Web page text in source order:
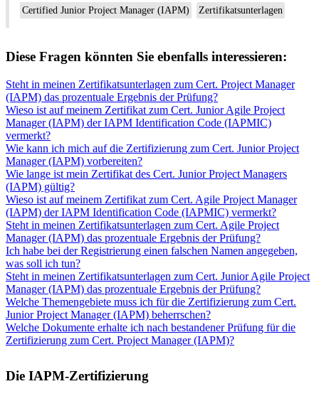
Certified Junior Project Manager (IAPM) Zertifikatsunterlagen
Diese Fragen könnten Sie ebenfalls interessieren:
Steht in meinen Zertifikatsunterlagen zum Cert. Project Manager
(IAPM) das prozentuale Ergebnis der Prüfung?
Wieso ist auf meinem Zertifikat zum Cert. Junior Agile Project
Manager (IAPM) der IAPM Identification Code (IAPMIC)
vermerkt?
Wie kann ich mich auf die Zertifizierung zum Cert. Junior Project
Manager (IAPM) vorbereiten?
Wie lange ist mein Zertifikat des Cert. Junior Project Managers
(IAPM) gültig?
Wieso ist auf meinem Zertifikat zum Cert. Agile Project Manager
(IAPM) der IAPM Identification Code (IAPMIC) vermerkt?
Steht in meinen Zertifikatsunterlagen zum Cert. Agile Project
Manager (IAPM) das prozentuale Ergebnis der Prüfung?
Ich habe bei der Registrierung einen falschen Namen angegeben,
was soll ich tun?
Steht in meinen Zertifikatsunterlagen zum Cert. Junior Agile Project
Manager (IAPM) das prozentuale Ergebnis der Prüfung?
Welche Themengebiete muss ich für die Zertifizierung zum Cert.
Junior Project Manager (IAPM) beherrschen?
Welche Dokumente erhalte ich nach bestandener Prüfung für die
Zertifizierung zum Cert. Project Manager (IAPM)?
Die IAPM-Zertifizierung